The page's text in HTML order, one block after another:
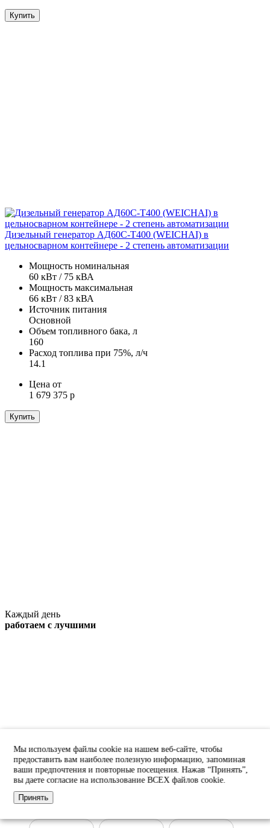
Купить
Дизельный генератор АД60С-Т400 (WEICHAI) в
цельносварном контейнере - 2 степень автоматизации
Мощность номинальная
60 кВт / 75 кВА
Мощность максимальная
66 кВт / 83 кВА
Источник питания
Основной
Объем топливного бака, л
160
Расход топлива при 75%, л/ч
14.1
Цена от
1 679 375 р
Купить
Каждый день
работаем с лучшими
дизельных генераторов по мощности
ДГУ 10 кВт ДГУ 15 кВт ДГУ 20 кВт
ДГУ 30 кВт
Мы используем файлы cookie на нашем веб-сайте, чтобы
предоставить вам наиболее полезную информацию, запоминая
ваши предпочтения и повторные посещения. Нажав “Принять”,
вы даете согласие на использование ВСЕХ файлов cookie.
Принять